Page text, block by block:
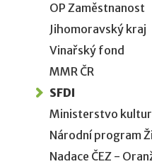
OP Zaměstnanost
Jihomoravský kraj
Vinařský fond
MMR ČR
SFDI
Ministerstvo
Národní program
Nadace ČEZ -